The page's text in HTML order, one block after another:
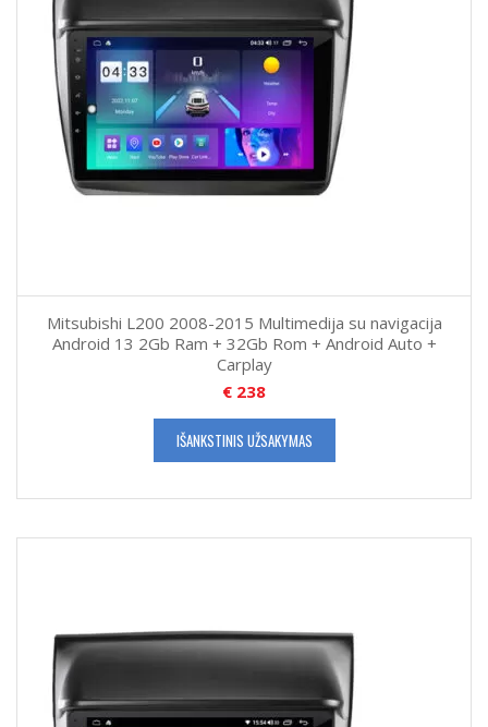
Mitsubishi L200 2008-2015 Multimedija su navigacija
Android 13 2Gb Ram + 32Gb Rom + Android Auto +
Carplay
€ 238
IŠANKSTINIS UŽSAKYMAS